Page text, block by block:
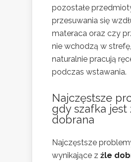
pozostałe
przesuwania się
materaca oraz czy
nie wchodzą w
naturalnie pracują
podczas wstawania.
Najczęstsze
gdy szafka jest
dobrana
Najczęstsze
wynikające z źle